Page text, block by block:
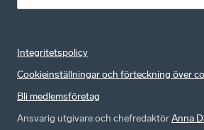
Integritetspolicy
Cookieinställningar och förteckning över
Bli medlemsföretag
Ansvarig utgivare och chefredaktörAnna